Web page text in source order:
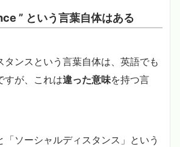
” という言葉自体はある
タンスという言葉自体は、英語でも
すが、これは違った意味を持つ言
「ソーシャルディスタンス」という